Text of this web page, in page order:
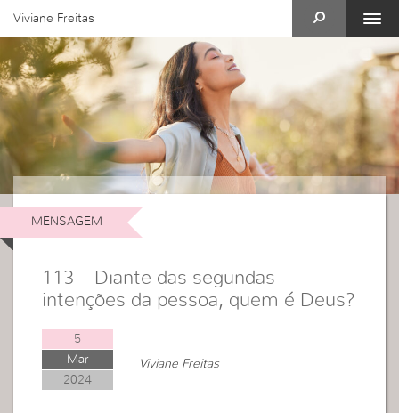
Viviane Freitas
MENSAGEM
113 – Diante das segundas
intenções da pessoa, quem é Deus?
5
Mar
2024
Viviane Freitas